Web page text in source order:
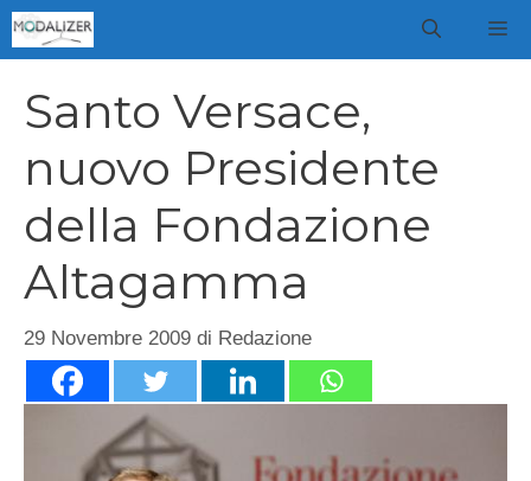
Vai
al
Santo Versace,
nuovo Presidente
della Fondazione
Altagamma
29 Novembre 2009 di Redazione